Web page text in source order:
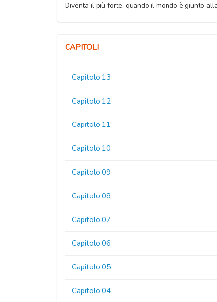
Diventa il più forte, quando il mondo è giunto
CAPITOLI
Capitolo 13
Capitolo 12
Capitolo 11
Capitolo 10
Capitolo 09
Capitolo 08
Capitolo 07
Capitolo 06
Capitolo 05
Capitolo 04